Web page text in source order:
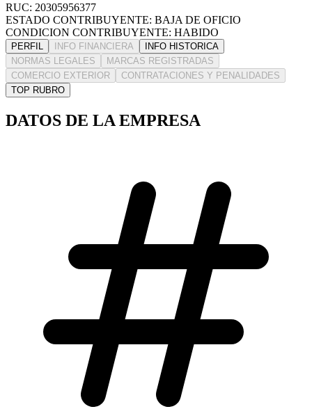
RUC: 20305956377
ESTADO CONTRIBUYENTE: BAJA DE OFICIO
CONDICION CONTRIBUYENTE: HABIDO
PERFIL INFO FINANCIERA
INFO HISTORICA
NORMAS LEGALES
MARCAS REGISTRADAS
COMERCIO EXTERIOR
CONTRATACIONES Y PENALIDADES
TOP RUBRO
DATOS DE LA EMPRESA